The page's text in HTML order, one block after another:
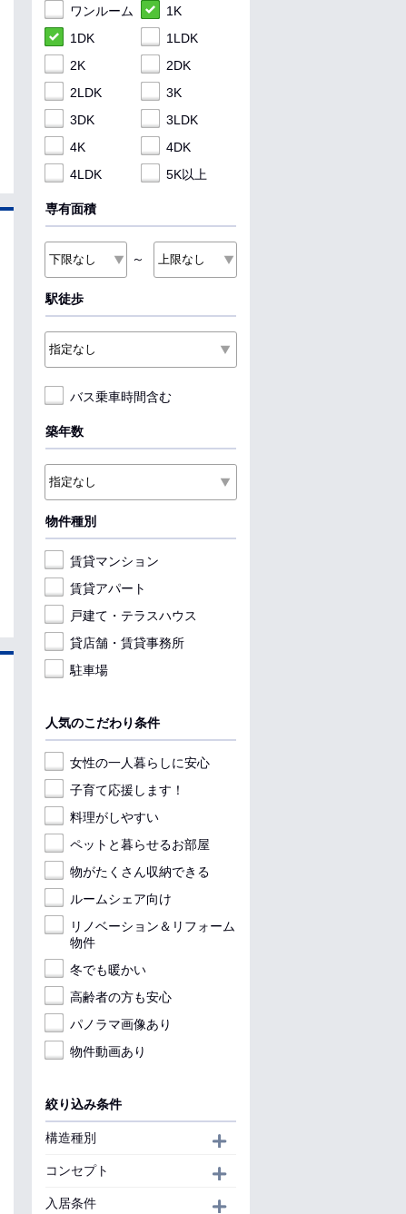
ワンルーム
1K
1DK
1LDK
2K
2DK
2LDK
3K
3DK
3LDK
4K
4DK
4LDK
5K以上
専有面積
～
駅徒歩
バス乗車時間含む
築年数
物件種別
賃貸マンション
賃貸アパート
戸建て・テラスハウス
貸店舗・賃貸事務所
駐車場
人気のこだわり条件
女性の一人暮らしに安心
子育て応援します！
料理がしやすい
ペットと暮らせるお部屋
物がたくさん収納できる
ルームシェア向け
リノベーション＆リフォーム
物件
冬でも暖かい
高齢者の方も安心
パノラマ画像あり
物件動画あり
絞り込み条件
構造種別
コンセプト
入居条件